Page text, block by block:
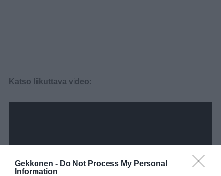
Gekkonen - Do Not Process My Personal
Information
Katso liikuttava video: